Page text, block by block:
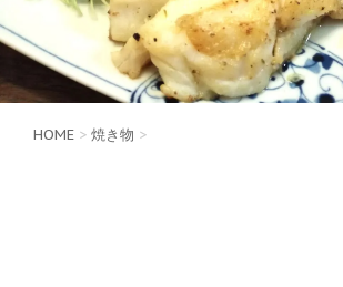
HOME > 焼き物 >